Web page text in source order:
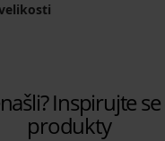
Inspirujte
produkty